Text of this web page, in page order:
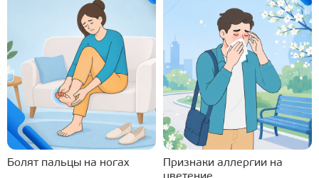
Болят пальцы на ногах
Признаки аллергии на